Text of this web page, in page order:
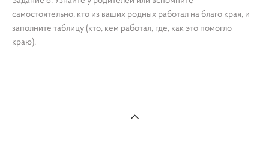
самостоятельно, кто из ваших родных работал на благо края, и
заполните таблицу (кто, кем работал, где, как это помогло
краю).